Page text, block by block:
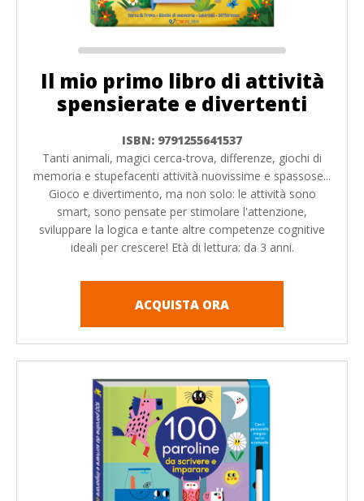
Il mio primo libro di attività
spensierate e divertenti
ISBN: 9791255641537
Tanti animali, magici cerca-trova, differenze, giochi di
memoria e stupefacenti attività nuovissime e spassose...
Gioco e divertimento, ma non solo: le attività sono
smart, sono pensate per stimolare l'attenzione,
sviluppare la logica e tante altre competenze cognitive
ideali per crescere! Età di lettura: da 3 anni.
ACQUISTA ORA